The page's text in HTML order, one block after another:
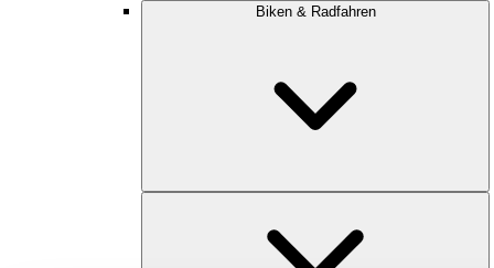
Biken & Radfahren